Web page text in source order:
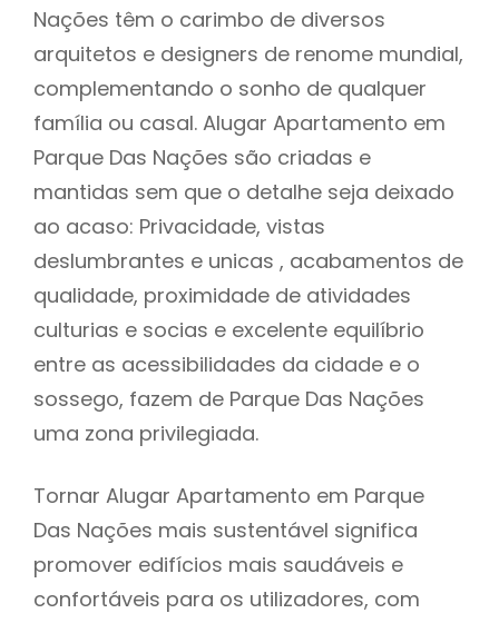
Nações têm o carimbo de diversos
arquitetos e designers de renome mundial,
complementando o sonho de qualquer
família ou casal. Alugar Apartamento em
Parque Das Nações são criadas e
mantidas sem que o detalhe seja deixado
ao acaso: Privacidade, vistas
deslumbrantes e unicas , acabamentos de
qualidade, proximidade de atividades
culturias e socias e excelente equilíbrio
entre as acessibilidades da cidade e o
sossego, fazem de Parque Das Nações
uma zona privilegiada.
Tornar Alugar Apartamento em Parque
Das Nações mais sustentável significa
promover edifícios mais saudáveis e
confortáveis para os utilizadores, com